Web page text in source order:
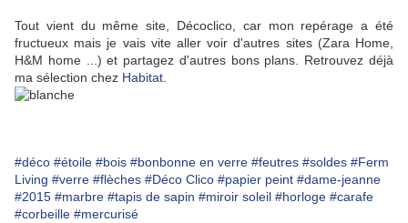
Tout vient du même site, Décoclico, car mon repérage a été
fructueux mais je vais vite aller voir d'autres sites (Zara Home,
H&M home ...) et partagez d'autres bons plans. Retrouvez déjà
ma sélection chez Habitat
#déco #étoile #bois #bonbonne en verre #feutres #soldes #Ferm
Living #verre #flèches #Déco Clico #papier peint #dame-jeanne
#2015 #marbre #tapis de sapin #miroir soleil #horloge #carafe
#corbeille #mercurisé